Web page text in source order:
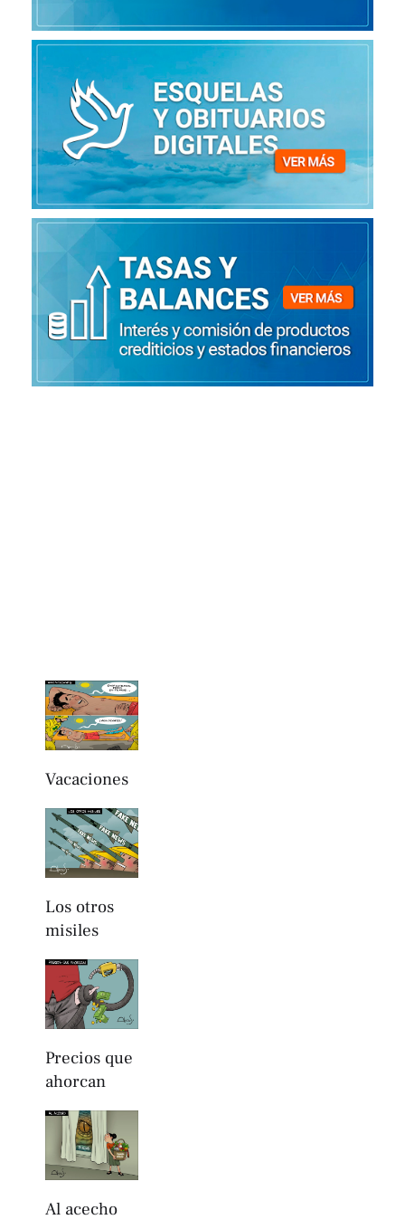
Vacaciones
Los otros
misiles
Precios que
ahorcan
Al acecho